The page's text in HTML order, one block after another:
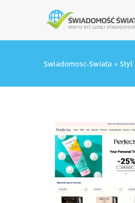
Swiadomosc-Swiata »Styl